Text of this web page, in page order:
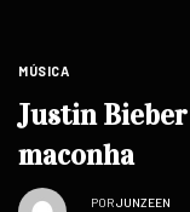
MÚSICA
Justin
maconha
PORJUNZEEN